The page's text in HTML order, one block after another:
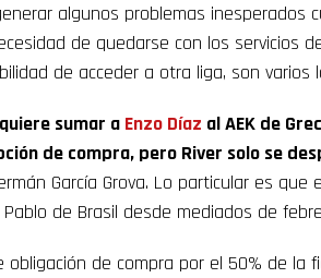
algunos problemas inesperados
de quedarse con los servicios
de acceder a otra liga, son
sumar a Enzo Díaz al AEK de
de compra, pero River solo se
García Grova. Lo particular es
de Brasil desde mediados de
obligación de compra por el 50% de la